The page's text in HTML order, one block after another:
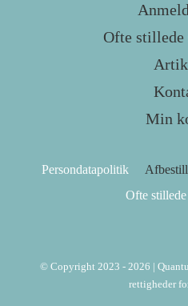
Ofte stillede
Min
Persondatapolitik
Ofte
© Copyright 2023 - 2026 |
rettigheder